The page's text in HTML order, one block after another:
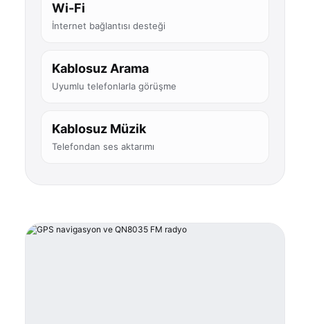
Wi-Fi
İnternet bağlantısı desteği
Kablosuz Arama
Uyumlu telefonlarla görüşme
Kablosuz Müzik
Telefondan ses aktarımı